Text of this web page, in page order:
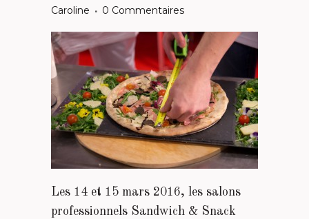
Caroline
0 Commentaires
Les 14 et 15 mars 2016, les salons
professionnels Sandwich & Snack